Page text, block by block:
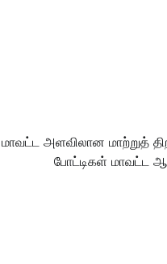
மாவட்ட அளவிலான மாற்றுத்
போட்டிகள் மாவட்ட